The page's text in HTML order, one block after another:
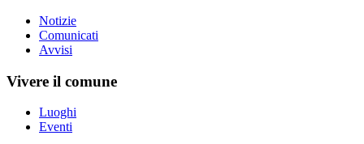
Notizie
Comunicati
Avvisi
Vivere il comune
Luoghi
Eventi